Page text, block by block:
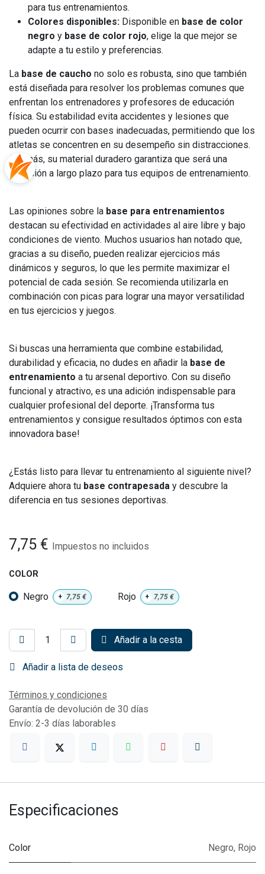
para tus entrenamientos.
Colores disponibles: Disponible en base de color
negro y base de color rojo, elige la que mejor se
adapte a tu estilo y preferencias.
La base de caucho no solo es robusta, sino que también
está diseñada para resolver los problemas comunes que
enfrentan los entrenadores y profesores de educación
física. Su estabilidad evita accidentes y lesiones que
pueden ocurrir con bases inadecuadas, permitiendo que los
atletas se concentren en su desempeño sin distracciones.
Además, su material duradero garantiza que será una
inversión a largo plazo para tus equipos de entrenamiento.
Las opiniones sobre la base para entrenamientos
destacan su efectividad en actividades al aire libre y bajo
condiciones de viento. Muchos usuarios han notado que,
gracias a su diseño, pueden realizar ejercicios más
dinámicos y seguros, lo que les permite maximizar el
potencial de cada sesión. Se recomienda utilizarla en
combinación con picas para lograr una mayor versatilidad
en tus ejercicios y juegos.
Si buscas una herramienta que combine estabilidad,
durabilidad y eficacia, no dudes en añadir la base de
entrenamiento a tu arsenal deportivo. Con su diseño
funcional y atractivo, es una adición indispensable para
cualquier profesional del deporte. ¡Transforma tus
entrenamientos y consigue resultados óptimos con esta
innovadora base!
¿Estás listo para llevar tu entrenamiento al siguiente nivel?
Adquiere ahora tu base contrapesada y descubre la
diferencia en tus sesiones deportivas.
7,75 € Impuestos no incluidos
COLOR
Negro + 7,75 € Rojo + 7,75€
Añadir a la cesta
Añadir a lista de deseos
Términos y condiciones
Garantía de devolución de 30 días
Envío: 2-3 días laborables
Especificaciones
Color Negro, Rojo